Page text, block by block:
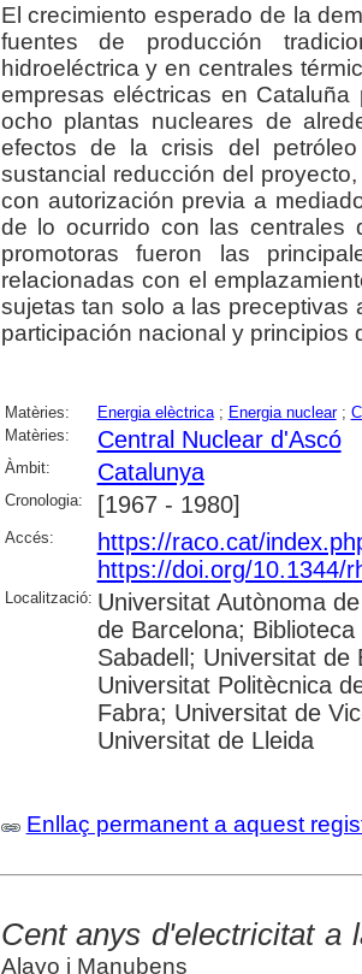
El crecimiento esperado de la
fuentes de producción
hidroeléctrica y en centrales
empresas eléctricas en
ocho plantas nucleares de
efectos de la crisis del
sustancial reducción del
con autorización previa a
de lo ocurrido con las centrales
promotoras fueron las
relacionadas con el
sujetas tan solo a las preceptivas
participación nacional y principios
Matèries: Energia elèctrica; Energia nuclear;
Matèries:
Central Nuclear d'Ascó
Àmbit: Catalunya
Cronologia: [1967 - 1980]
Accés:
https://raco.cat/
https://doi.org/10.1344/
Localització: Universitat Autònoma
de Barcelona;
Sabadell; Universitat
Universitat Politècnica
Fabra; Universitat de
Universitat de Lleida
Enllaç permanent a aquest
Cent anys d'electricitat a
Alayo i Manubens